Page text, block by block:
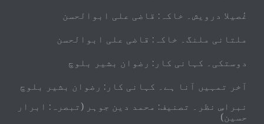
غُصیلا درویش۔ خاکہ: قاضی علی ابوالحسن
ملتانی ملنگ۔ خاکہ: قاضی علی ابوالحسن
دوستکی۔ کہانی کار: رضوان بشیر بلوچ
آخر تمہیں آنا ہے۔ کہانی کار: رضوان بشیر بلوچ
نبراسِ نظر۔ تصنیف: محمد دین جوہر (تبصرہ: ابرار
حسین)